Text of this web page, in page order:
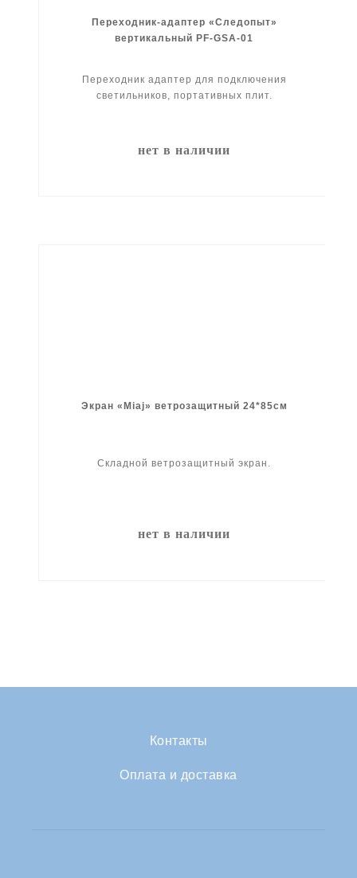
Переходник-адаптер «Следопыт»
вертикальный PF-GSA-01
Переходник адаптер для подключения
светильников, портативных плит.
нет в наличии
Экран «Miaj» ветрозащитный 24*85см
Складной ветрозащитный экран.
нет в наличии
Контакты
Оплата и доставка